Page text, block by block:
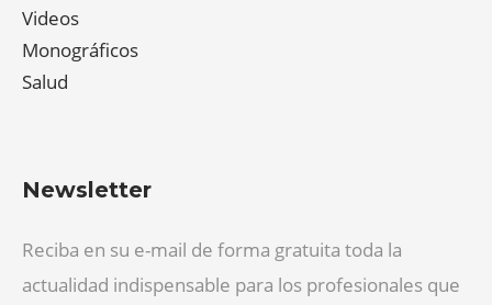
Videos
Monográficos
Salud
Newsletter
Reciba en su e-mail de forma gratuita toda la
actualidad indispensable para los profesionales que